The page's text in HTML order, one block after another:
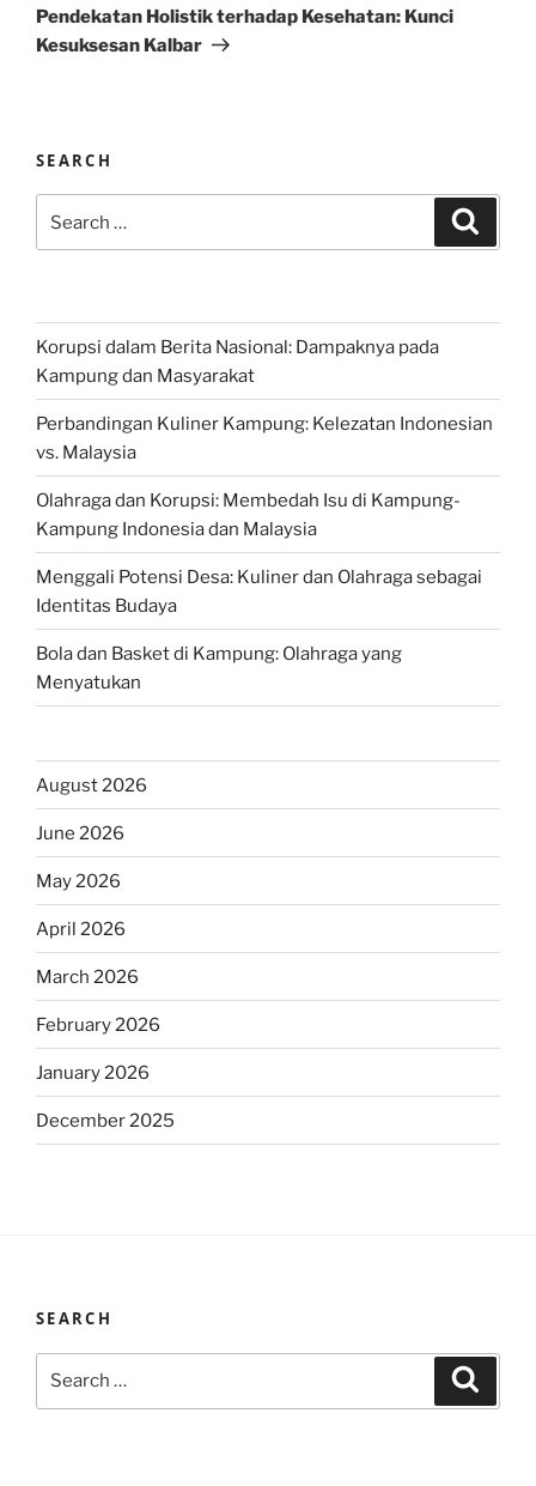
Post
Pendekatan Holistik terhadap Kesehatan: Kunci
Kesuksesan Kalbar
SEARCH
for:
Korupsi dalam Berita Nasional: Dampaknya pada
Kampung dan Masyarakat
Perbandingan Kuliner Kampung: Kelezatan Indonesian
vs. Malaysia
Olahraga dan Korupsi: Membedah Isu di Kampung-
Kampung Indonesia dan Malaysia
Menggali Potensi Desa: Kuliner dan Olahraga sebagai
Identitas Budaya
Bola dan Basket di Kampung: Olahraga yang
Menyatukan
August 2026
June 2026
May 2026
April 2026
March 2026
February 2026
January 2026
December 2025
SEARCH